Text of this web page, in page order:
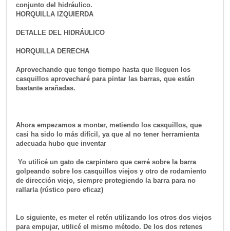
conjunto del hidráulico.
HORQUILLA IZQUIERDA
DETALLE DEL HIDRÁULICO
HORQUILLA DERECHA
Aprovechando que tengo tiempo hasta que lleguen los
casquillos aprovecharé para pintar las barras, que están
bastante arañadas.
Ahora empezamos a montar, metiendo los casquillos, que
casi ha sido lo más difícil, ya que al no tener herramienta
adecuada hubo que inventar
Yo utilicé un gato de carpintero que cerré sobre la barra
golpeando sobre los casquillos viejos y otro de rodamiento
de dirección viejo, siempre protegiendo la barra para no
rallarla (rústico pero eficaz)
Lo siguiente, es meter el retén utilizando los otros dos viejos
para empujar, utilicé el mismo método. De los dos retenes